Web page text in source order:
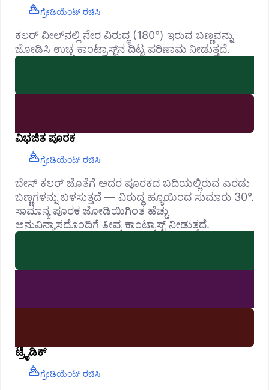
ಗ್ರೇಡಿಯೆಂಟ್ ರಚಿಸಿ
ಕಲರ್ ವೀಲ್‌ನಲ್ಲಿ ನೇರ ವಿರುದ್ಧ (180°) ಇರುವ ಬಣ್ಣವನ್ನು
ಜೋಡಿಸಿ ಉಚ್ಚ ಕಾಂಟ್ರಾಸ್ಟ್‌ನ ದಿಟ್ಟ ಪರಿಣಾಮ ನೀಡುತ್ತದೆ.
ವಿಭಜಿತ ಪೂರಕ
ಗ್ರೇಡಿಯೆಂಟ್ ರಚಿಸಿ
ಬೇಸ್ ಕಲರ್ ಜೊತೆಗೆ ಅದರ ಪೂರಕದ ಬದಿಯಲ್ಲಿರುವ ಎರಡು
ಬಣ್ಣಗಳನ್ನು ಬಳಸುತ್ತದೆ — ವಿರುದ್ಧ ಹ್ಯೂಯಿಂದ ಸುಮಾರು 30°.
ಸಾಮಾನ್ಯ ಪೂರಕ ಜೋಡಿಯಿಗಿಂತ ಹೆಚ್ಚು
ಅನುವಿನ್ಯಾಸದೊಂದಿಗೆ ತೀವ್ರ ಕಾಂಟ್ರಾಸ್ಟ್ ನೀಡುತ್ತದೆ.
ಟ್ರೈಡಿಕ್
ಗ್ರೇಡಿಯೆಂಟ್ ರಚಿಸಿ